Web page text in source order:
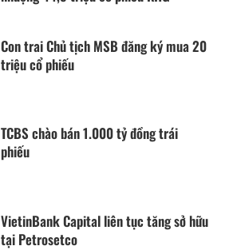
Con trai Chủ tịch MSB đăng ký mua 20
triệu cổ phiếu
TCBS chào bán 1.000 tỷ đồng trái
phiếu
VietinBank Capital liên tục tăng sở hữu
tại Petrosetco